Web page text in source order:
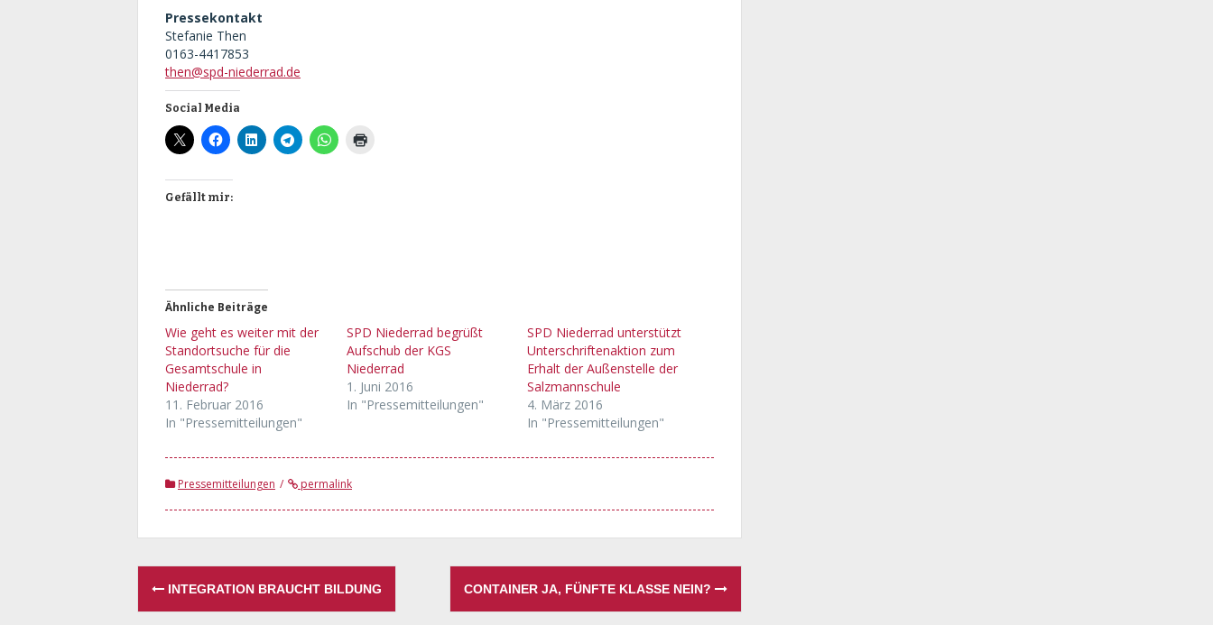
Pressekontakt
Stefanie Then
0163-4417853
then@spd-niederrad.de
Social Media
Gefällt mir:
Ähnliche Beiträge
Wie geht es weiter mit der
Standortsuche für die
Gesamtschule in
Niederrad?
11. Februar 2016
In "Pressemitteilungen"
SPD Niederrad begrüßt
Aufschub der KGS
Niederrad
1. Juni 2016
In "Pressemitteilungen"
SPD Niederrad unterstützt
Unterschriftenaktion zum
Erhalt der Außenstelle der
Salzmannschule
4. März 2016
In "Pressemitteilungen"
Pressemitteilungen permalink
Post
navigation
INTEGRATION BRAUCHT BILDUNG CONTAINER JA, FÜNFTE KLASSE NEIN?